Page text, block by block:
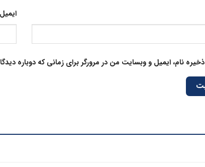
ذخیره نام، ایمیل و وبسایت من در مرورگر برای زمانی که دوباره